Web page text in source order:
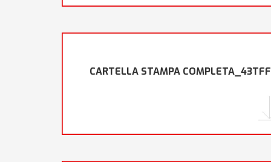
CARTELLA STAMPA COMPLETA_43TFF